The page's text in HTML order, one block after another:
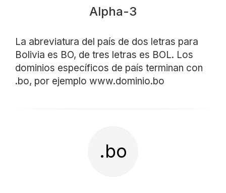
Alpha-3
La abreviatura del país de dos letras para
Bolivia es BO, de tres letras es BOL. Los
dominios específicos de país terminan con
.bo, por ejemplo www.dominio.bo
.bo